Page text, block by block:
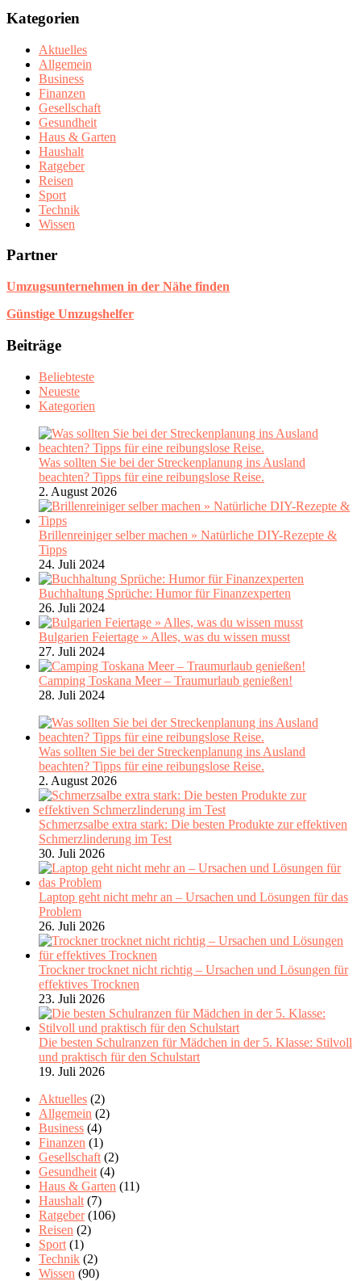
Kategorien
Aktuelles
Allgemein
Business
Finanzen
Gesellschaft
Gesundheit
Haus & Garten
Haushalt
Ratgeber
Reisen
Sport
Technik
Wissen
Partner
Umzugsunternehmen in der Nähe finden
Günstige Umzugshelfer
Beiträge
Beliebteste
Neueste
Kategorien
Was sollten Sie bei der Streckenplanung ins Ausland
beachten? Tipps für eine reibungslose Reise.
2. August 2026
Brillenreiniger selber machen » Natürliche DIY-Rezepte &
Tipps
24. Juli 2024
Buchhaltung Sprüche: Humor für Finanzexperten
26. Juli 2024
Bulgarien Feiertage » Alles, was du wissen musst
27. Juli 2024
Camping Toskana Meer – Traumurlaub genießen!
28. Juli 2024
Was sollten Sie bei der Streckenplanung ins Ausland
beachten? Tipps für eine reibungslose Reise.
2. August 2026
Schmerzsalbe extra stark: Die besten Produkte zur effektiven
Schmerzlinderung im Test
30. Juli 2026
Laptop geht nicht mehr an – Ursachen und Lösungen für das
Problem
26. Juli 2026
Trockner trocknet nicht richtig – Ursachen und Lösungen für
effektives Trocknen
23. Juli 2026
Die besten Schulranzen für Mädchen in der 5. Klasse: Stilvoll
und praktisch für den Schulstart
19. Juli 2026
Aktuelles (2)
Allgemein (2)
Business (4)
Finanzen (1)
Gesellschaft (2)
Gesundheit (4)
Haus & Garten (11)
Haushalt (7)
Ratgeber(106)
Reisen (2)
Sport (1)
Technik (2)
Wissen (90)